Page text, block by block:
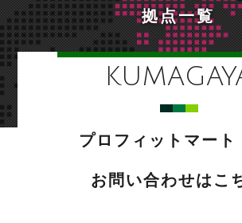
拠点一覧
プロフィットマート
お問い合わせはこ